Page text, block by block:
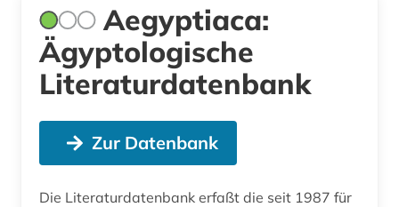
Aegyptiaca:
Ägyptologische
Literaturdatenbank
Zur Datenbank
Die Literaturdatenbank erfaßt die seit 1987 für